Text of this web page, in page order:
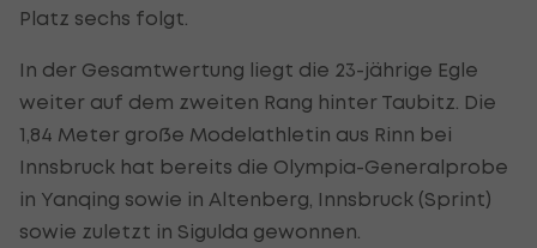
Platz sechs folgt.
In der Gesamtwertung liegt die 23-jährige Egle
weiter auf dem zweiten Rang hinter Taubitz. Die
1,84 Meter große Modelathletin aus Rinn bei
Innsbruck hat bereits die Olympia-Generalprobe
in Yanqing sowie in Altenberg, Innsbruck (Sprint)
sowie zuletzt in Sigulda gewonnen.